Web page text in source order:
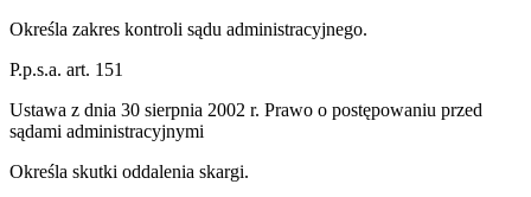
Określa zakres kontroli sądu administracyjnego.
P.p.s.a. art. 151
Ustawa z dnia 30 sierpnia 2002 r. Prawo o postępowaniu przed
sądami administracyjnymi
Określa skutki oddalenia skargi.